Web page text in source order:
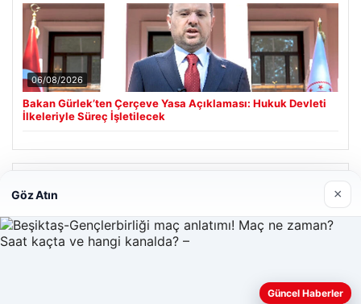
06/08/2026
Bakan Gürlek’ten Çerçeve Yasa Açıklaması: Hukuk Devleti
İlkeleriyle Süreç İşletilecek
Enes Kaplan Avukatlık Bürosu
28/04/2026
Göz Atın ×
Güncel Haberler